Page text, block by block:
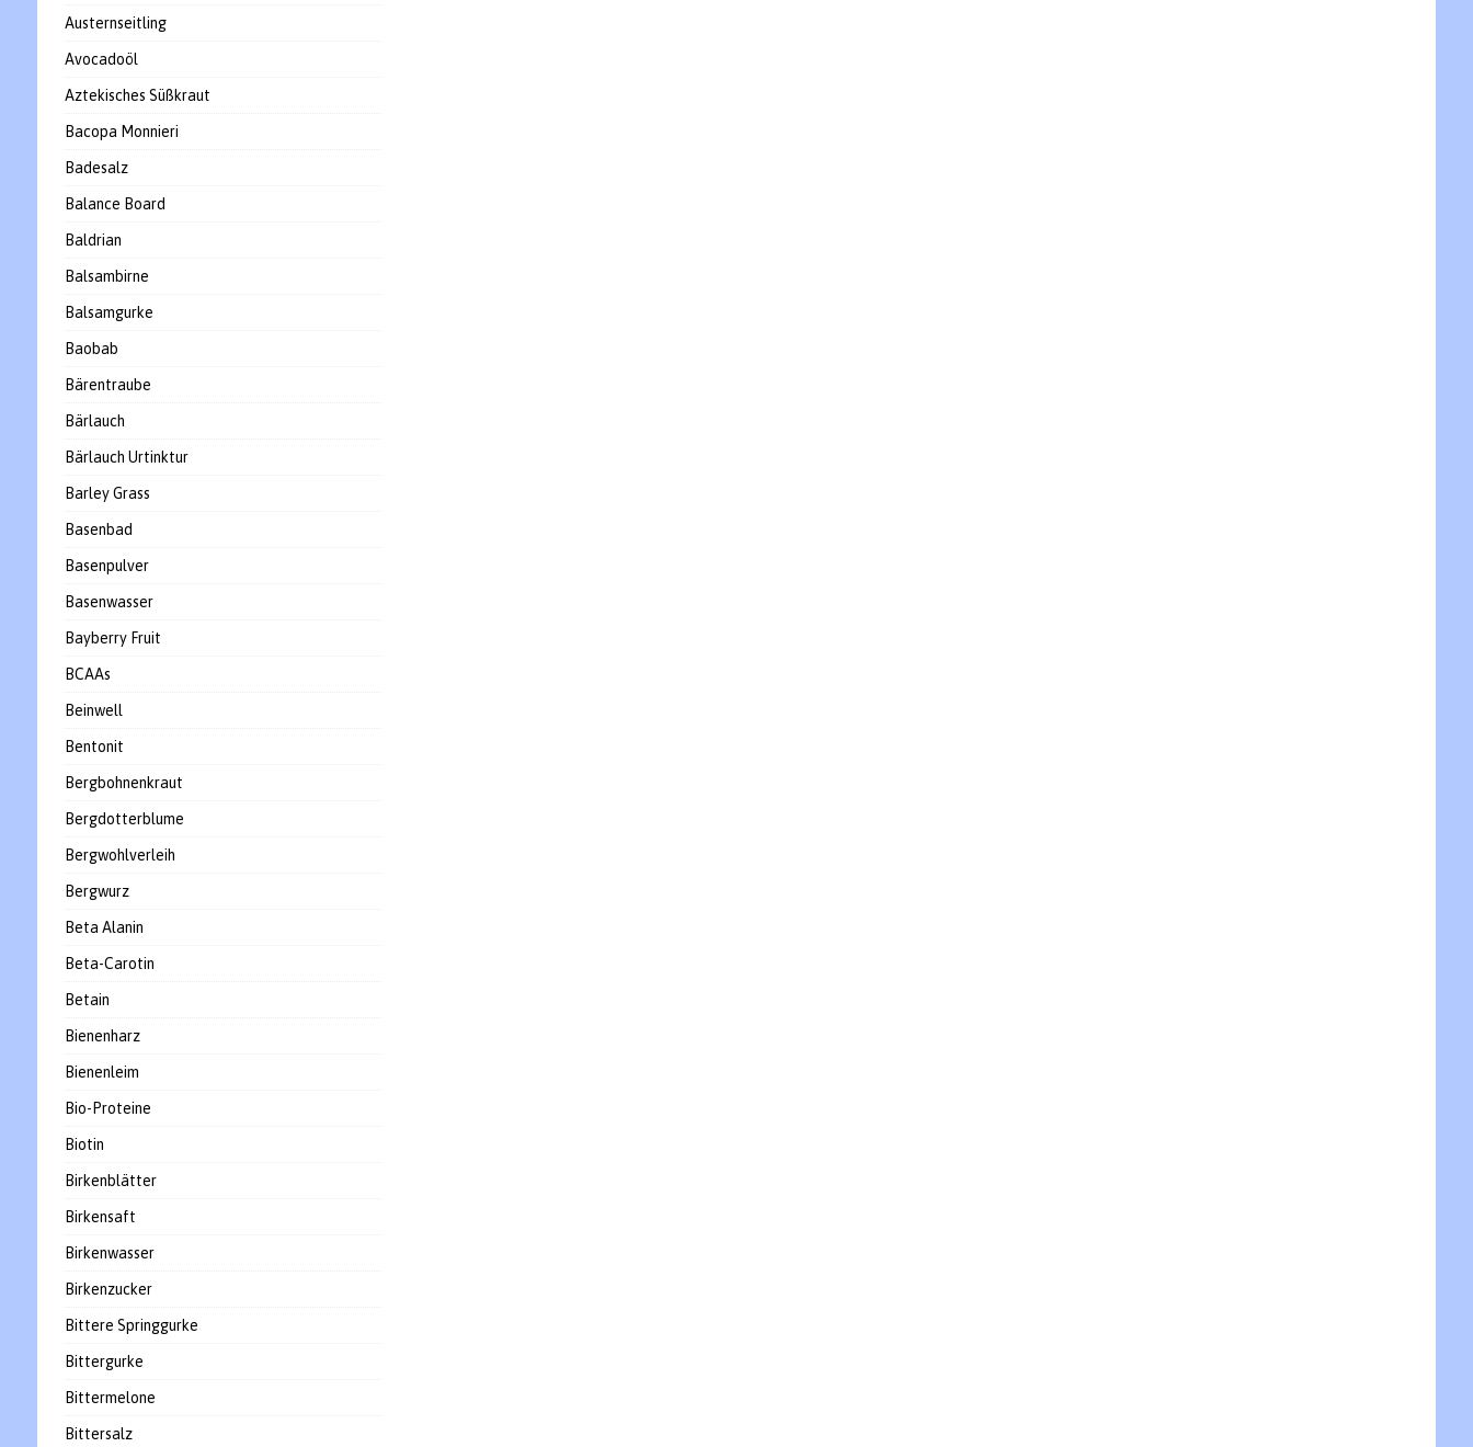
Austernseitling
Avocadoöl
Aztekisches Süßkraut
Bacopa Monnieri
Badesalz
Balance Board
Baldrian
Balsambirne
Balsamgurke
Baobab
Bärentraube
Bärlauch
Bärlauch Urtinktur
Barley Grass
Basenbad
Basenpulver
Basenwasser
Bayberry Fruit
BCAAs
Beinwell
Bentonit
Bergbohnenkraut
Bergdotterblume
Bergwohlverleih
Bergwurz
Beta Alanin
Beta-Carotin
Betain
Bienenharz
Bienenleim
Bio-Proteine
Biotin
Birkenblätter
Birkensaft
Birkenwasser
Birkenzucker
Bittere Springgurke
Bittergurke
Bittermelone
Bittersalz